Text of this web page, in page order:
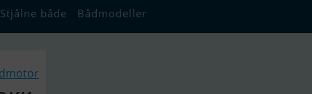
Stjålne både Bådmodeller